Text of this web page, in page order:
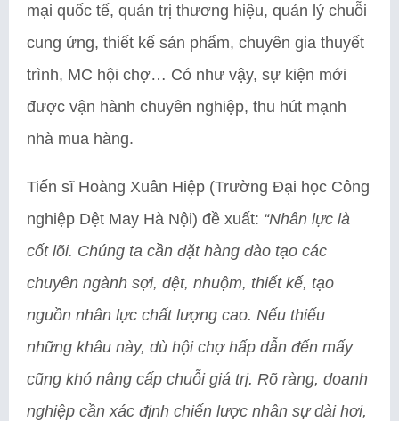
mại quốc tế, quản trị thương hiệu, quản lý chuỗi
cung ứng, thiết kế sản phẩm, chuyên gia thuyết
trình, MC hội chợ… Có như vậy, sự kiện mới
được vận hành chuyên nghiệp, thu hút mạnh
nhà mua hàng.
Tiến sĩ Hoàng Xuân Hiệp (Trường Đại học Công
nghiệp Dệt May Hà Nội) đề xuất: “Nhân lực là
cốt lõi. Chúng ta cần đặt hàng đào tạo các
chuyên ngành sợi, dệt, nhuộm, thiết kế, tạo
nguồn nhân lực chất lượng cao. Nếu thiếu
những khâu này, dù hội chợ hấp dẫn đến mấy
cũng khó nâng cấp chuỗi giá trị. Rõ ràng, doanh
nghiệp cần xác định chiến lược nhân sự dài hơi,